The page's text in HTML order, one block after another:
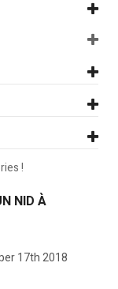
NID À
17th 2018